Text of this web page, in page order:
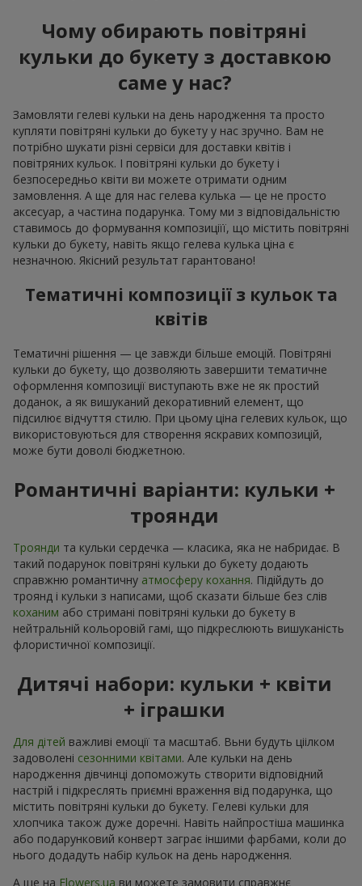
Чому обирають повітряні
кульки до букету з доставкою
саме у нас?
Замовляти гелеві кульки на день народження та просто
купляти повітряні кульки до букету у нас зручно. Вам не
потрібно шукати різні сервіси для доставки квітів і
повітряних кульок. І повітряні кульки до букету і
безпосередньо квіти ви можете отримати одним
замовлення. А ще для нас гелева кулька — це не просто
аксесуар, а частина подарунка. Тому ми з відповідальністю
ставимось до формування композиціїї, що містить повітряні
кульки до букету, навіть якщо гелева кулька ціна є
незначною. Якісний результат гарантовано!
Тематичні композиції з кульок та
квітів
Тематичні рішення — це завжди більше емоцій. Повітряні
кульки до букету, що дозволяють завершити тематичне
оформлення композиції виступають вже не як простий
доданок, а як вишуканий декоративний елемент, що
підсилює відчуття стилю. При цьому ціна гелевих кульок, що
використовуються для створення яскравих композицій,
може бути доволі бюджетною.
Романтичні варіанти: кульки +
троянди
Троянди та кульки сердечка — класика, яка не набридає. В
такий подарунок повітряні кульки до букету додають
справжню романтичну атмосферу кохання. Підійдуть до
троянд і кульки з написами, щоб сказати більше без слів
коханим або стримані повітряні кульки до букету в
нейтральній кольоровій гамі, що підкреслюють вишуканість
флористичної композиції.
Дитячі набори: кульки + квіти
+ іграшки
Для дітей важливі емоції та масштаб. Вьни будуть ціілком
задоволені сезонними квітами. Але кульки на день
народження дівчинці допоможуть створити відповідний
настрій і підкреслять приємні враження від подарунка, що
містить повітряні кульки до букету. Гелеві кульки для
хлопчика також дуже доречні. Навіть найпростіша машинка
або подарунковий конверт заграє іншими фарбами, коли до
нього додадуть набір кульок на день народження.
А ще на Flowers.ua ви можете замовити справжнє